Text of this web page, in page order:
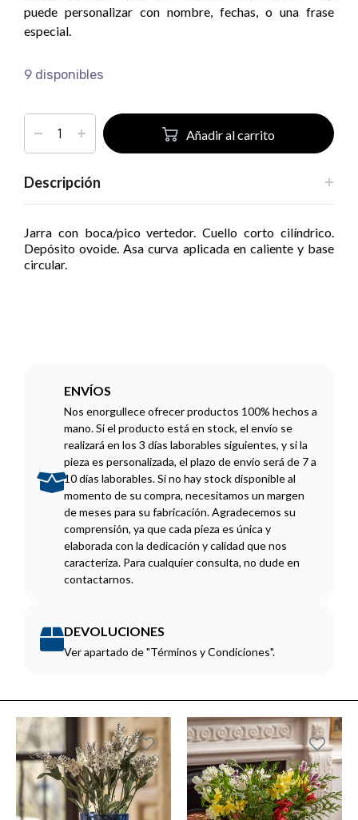
puede personalizar con nombre, fechas, o una frase
especial.
9 disponibles
Añadir al carrito
Descripción
Jarra con boca/pico vertedor. Cuello corto cilíndrico.
Depósito ovoide. Asa curva aplicada en caliente y base
circular.
ENVÍOS
Nos enorgullece ofrecer productos 100% hechos a
mano. Si el producto está en stock, el envío se
realizará en los 3 días laborables siguientes, y si la
pieza es personalizada, el plazo de envío será de 7 a
10 días laborables. Si no hay stock disponible al
momento de su compra, necesitamos un margen
de meses para su fabricación. Agradecemos su
comprensión, ya que cada pieza es única y
elaborada con la dedicación y calidad que nos
caracteriza. Para cualquier consulta, no dude en
contactarnos.
DEVOLUCIONES
Ver apartado de "Términos y Condiciones".